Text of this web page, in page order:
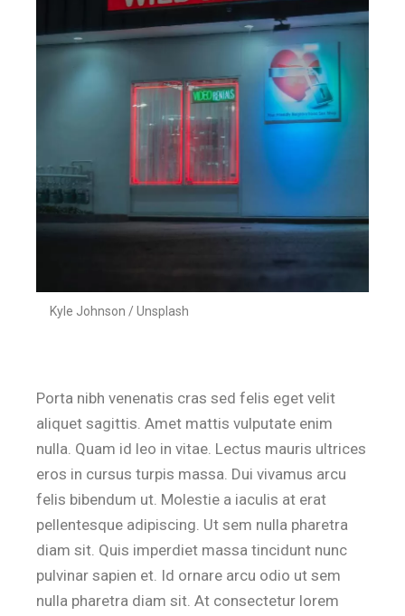
Kyle Johnson / Unsplash
Porta nibh venenatis cras sed felis eget velit
aliquet sagittis. Amet mattis vulputate enim
nulla. Quam id leo in vitae. Lectus mauris ultrices
eros in cursus turpis massa. Dui vivamus arcu
felis bibendum ut. Molestie a iaculis at erat
pellentesque adipiscing. Ut sem nulla pharetra
diam sit. Quis imperdiet massa tincidunt nunc
pulvinar sapien et. Id ornare arcu odio ut sem
nulla pharetra diam sit. At consectetur lorem